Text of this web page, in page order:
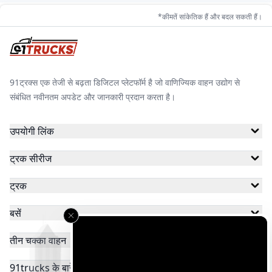
केटो मोटर्स
जेम ईवी जीकॉन ऑटोमोटिव
ठुकराल इलेक्ट्रिक
जॉय स्टार
*कीमतें सांकेतिक हैं और बदल सकती हैं।
91ट्रक्स एक तेजी से बढ़ता डिजिटल प्लेटफॉर्म है जो वाणिज्यिक वाहन उद्योग से
संबंधित नवीनतम अपडेट और जानकारी प्रदान करता है।
उपयोगी लिंक
ट्रक सीरीज
ट्रक
बसें
तीन चक्का वाहन
91trucks के बारे में